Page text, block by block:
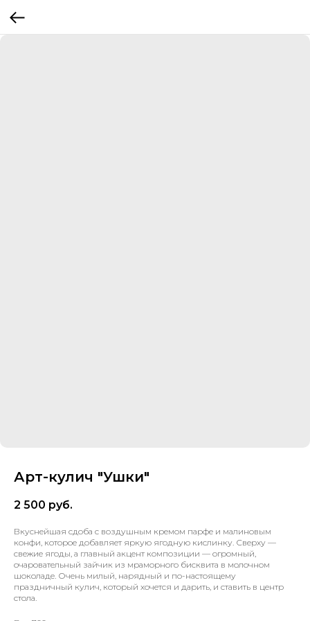
Арт-кулич "Ушки"
2 500 руб.
Вкуснейшая сдоба с воздушным кремом парфе и малиновым
конфи, которое добавляет яркую ягодную кислинку. Сверху —
свежие ягоды, а главный акцент композиции — огромный,
очаровательный зайчик из мраморного бисквита в молочном
шоколаде. Очень милый, нарядный и по-настоящему
праздничный кулич, который хочется и дарить, и ставить в центр
стола.